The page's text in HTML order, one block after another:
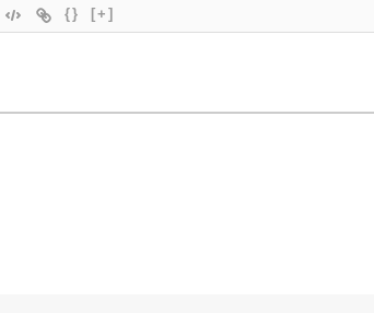
{} [+]